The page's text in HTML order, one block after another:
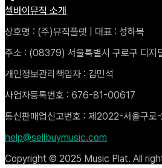
셀바이뮤직 소개
상호명 : (주)뮤직플랫 | 대표 : 성하묵
주소 : (08379) 서울특별시 구로구 디지
개인정보관리책임자 : 김민석
사업자등록번호 : 676-81-00617
통신판매업신고번호 : 제2022-서울구로
help@sellbuymusic.com
Copyright © 2025 Music Plat. All